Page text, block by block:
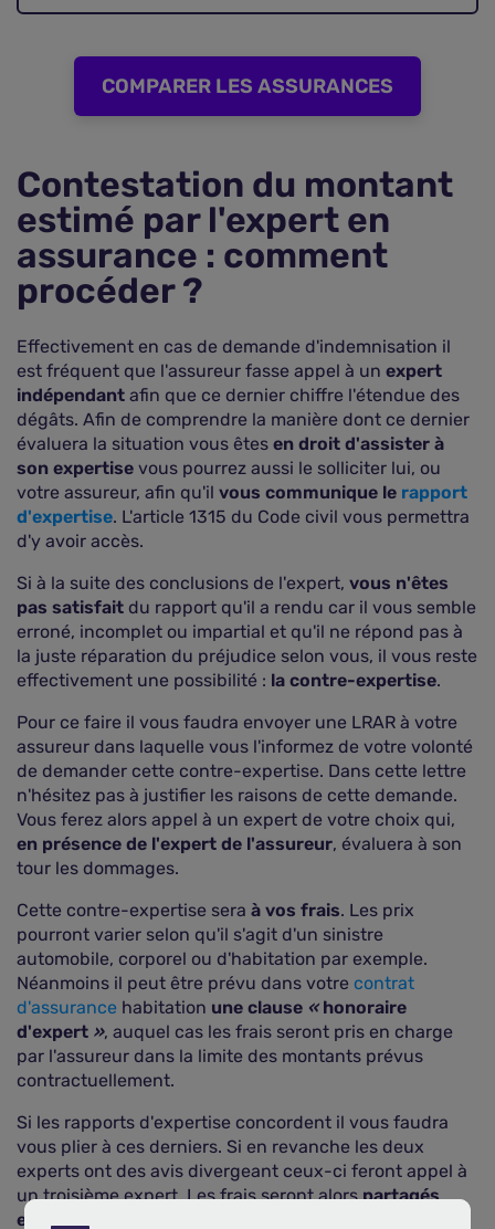
COMPARER LES ASSURANCES
Contestation du montant
estimé par l'expert en
assurance : comment
procéder ?
Effectivement en cas de demande d'indemnisation il
est fréquent que l'assureur fasse appel à un expert
indépendant afin que ce dernier chiffre l'étendue des
dégâts. Afin de comprendre la manière dont ce dernier
évaluera la situation vous êtes en droit d'assister à
son expertise vous pourrez aussi le solliciter lui, ou
votre assureur, afin qu'il vous communique le rapport
d'expertise. L'article 1315 du Code civil vous permettra
d'y avoir accès.
Si à la suite des conclusions de l'expert, vous n'êtes
pas satisfait du rapport qu'il a rendu car il vous semble
erroné, incomplet ou impartial et qu'il ne répond pas à
la juste réparation du préjudice selon vous, il vous reste
effectivement une possibilité : la contre-expertise.
Pour ce faire il vous faudra envoyer une LRAR à votre
assureur dans laquelle vous l'informez de votre volonté
de demander cette contre-expertise. Dans cette lettre
n'hésitez pas à justifier les raisons de cette demande.
Vous ferez alors appel à un expert de votre choix qui,
en présence de l'expert de l'assureur, évaluera à son
tour les dommages.
Cette contre-expertise sera à vos frais. Les prix
pourront varier selon qu'il s'agit d'un sinistre
automobile, corporel ou d'habitation par exemple.
Néanmoins il peut être prévu dans votre contrat
d'assurance habitation une clause « honoraire
d'expert », auquel cas les frais seront pris en charge
par l'assureur dans la limite des montants prévus
contractuellement.
Si les rapports d'expertise concordent il vous faudra
vous plier à ces derniers. Si en revanche les deux
experts ont des avis divergeant ceux-ci feront appel à
un troisième expert. Les frais seront alorspartagés
entre votre assureur pour moitié, laissant une moitié